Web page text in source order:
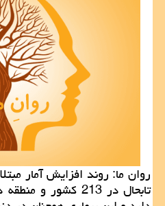
تابحال در 213